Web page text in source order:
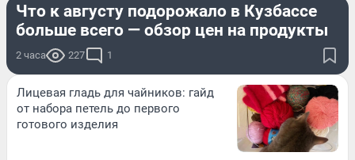
Что к августу подорожало в Кузбассе
больше всего — обзор цен на продукты
2 часа 227 1
Лицевая гладь для чайников: гайд
от набора петель до первого
готового изделия